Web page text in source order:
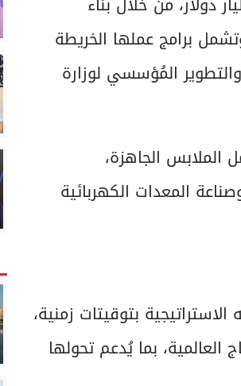
برامج عملها الخريطة
والتطوير المُؤسسي لوزارة
الملابس الجاهزة،
المعدات الكهربائية
بتوقيتات زمنية،
بما يُدعم تحولها